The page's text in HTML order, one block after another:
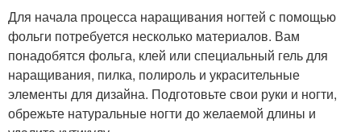
Для начала процесса наращивания ногтей с помощью
фольги потребуется несколько материалов. Вам
понадобятся фольга, клей или специальный гель для
наращивания, пилка, полироль и украсительные
элементы для дизайна. Подготовьте свои руки и ногти,
обрежьте натуральные ногти до желаемой длины и